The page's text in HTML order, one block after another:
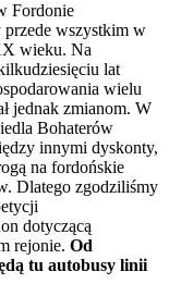
Fordonie
przede wszystkim w
wieku. Na
lat
wielu
jednak zmianom. W
Bohaterów
innymi dyskonty,
na fordońskie
Dlatego zgodziliśmy
dotyczącą
rejonie. Od
tu autobusy linii